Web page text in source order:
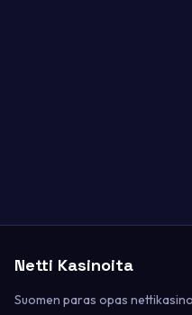
Netti Kasinoita
Suomen paras opas